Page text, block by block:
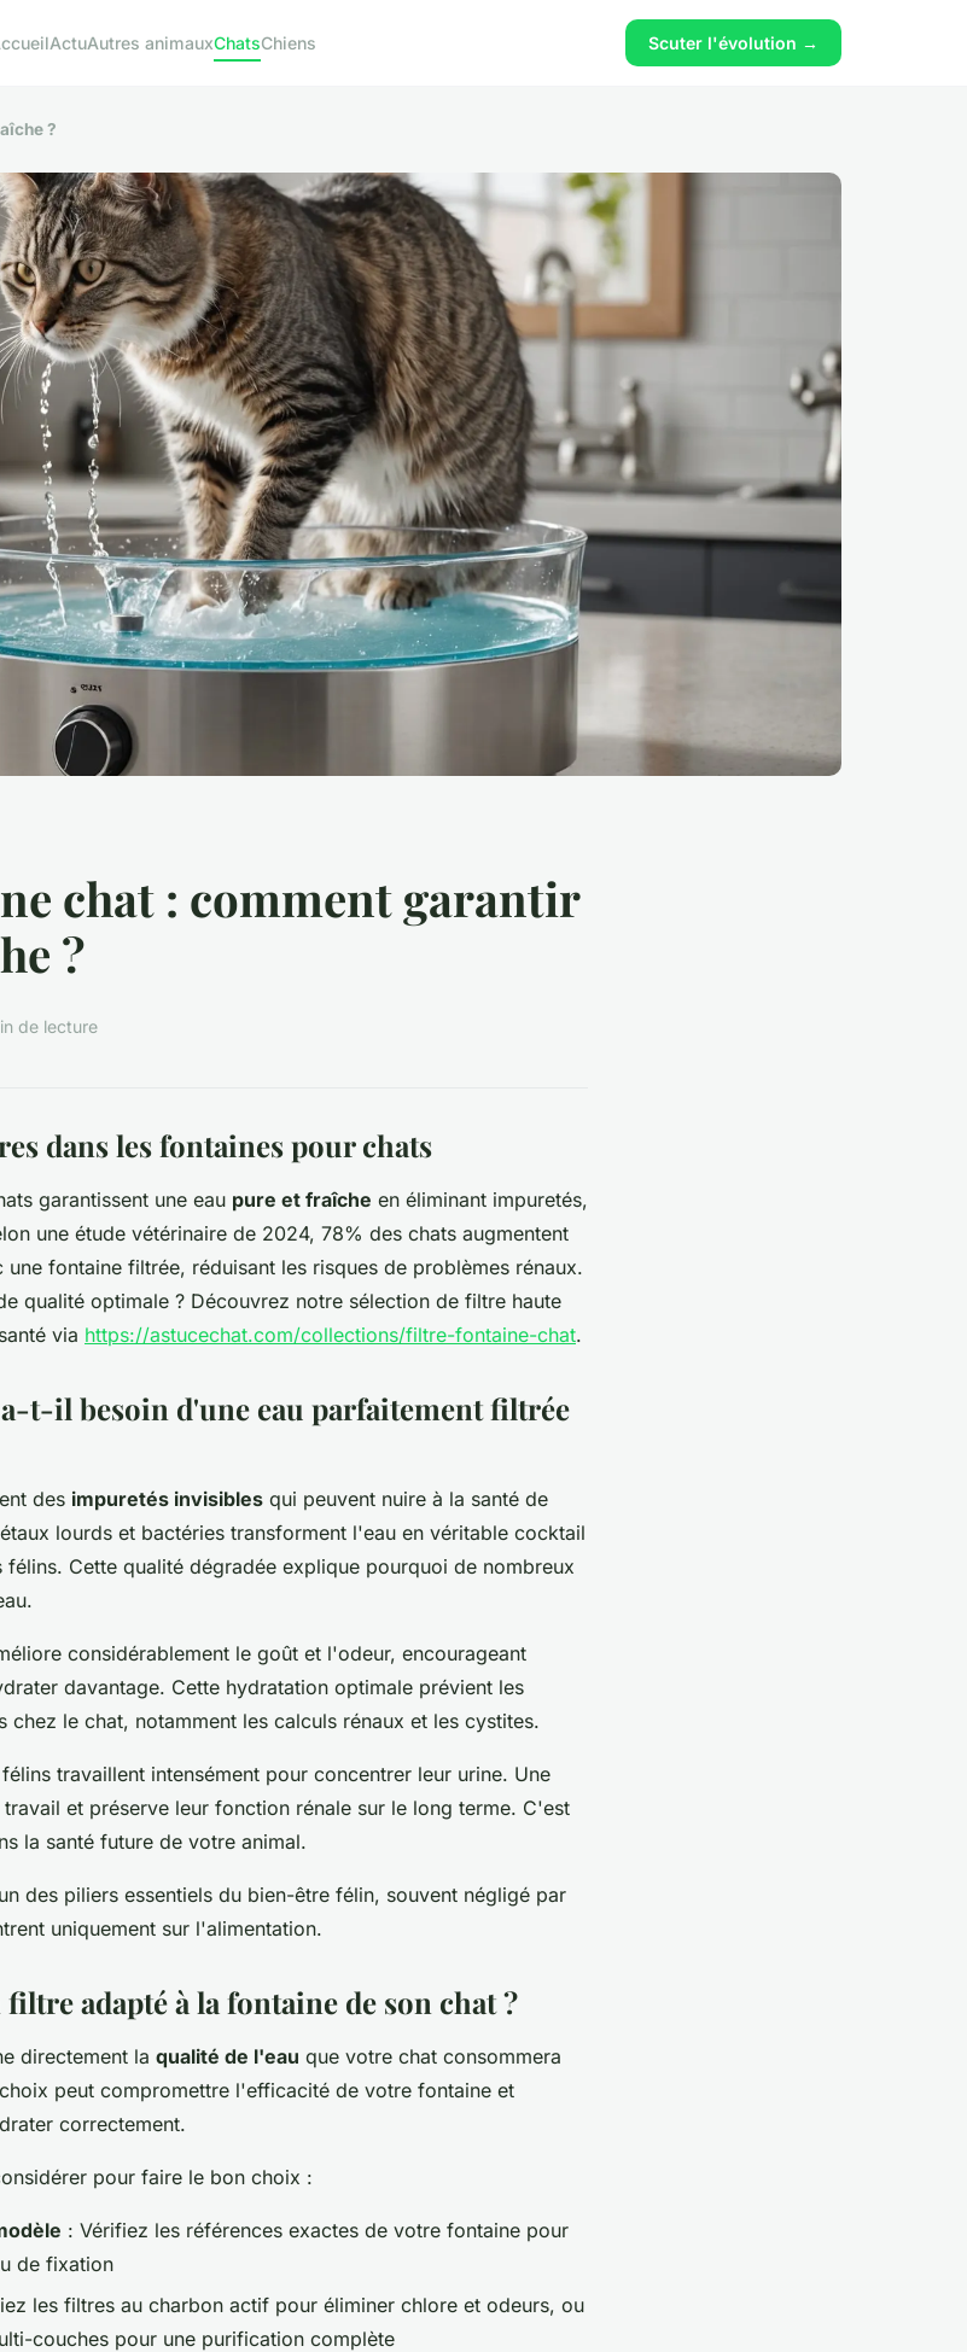
ActuAutres animauxChatsChiens Scuter l'évolution →
?
chat : comment garantir
?
de lecture
dans les fontaines pour chats
garantissent une eau pure et fraîche en éliminant impuretés,
une étude vétérinaire de 2024, 78% des chats augmentent
fontaine filtrée, réduisant les risques de problèmes rénaux.
qualité optimale ? Découvrez notre sélection de filtre haute
via https://astucechat.com/collections/filtre-fontaine-chat.
t-il besoin d'une eau parfaitement filtrée
des impuretés invisibles qui peuvent nuire à la santé de
lourds et bactéries transforment l'eau en véritable cocktail
félins. Cette qualité dégradée explique pourquoi de nombreux
considérablement le goût et l'odeur, encourageant
davantage. Cette hydratation optimale prévient les
chez le chat, notamment les calculs rénaux et les cystites.
travaillent intensément pour concentrer leur urine. Une
et préserve leur fonction rénale sur le long terme. C'est
la santé future de votre animal.
des piliers essentiels du bien-être félin, souvent négligé par
uniquement sur l'alimentation.
adapté à la fontaine de son chat ?
directement la qualité de l'eau que votre chat consommera
peut compromettre l'efficacité de votre fontaine et
correctement.
pour faire le bon choix :
: Vérifiez les références exactes de votre fontaine pour
de fixation
les filtres au charbon actif pour éliminer chlore et odeurs, ou
couches pour une purification complète